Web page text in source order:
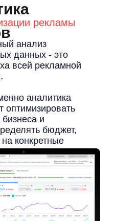
рекламы
анализ
данных - это
всей рекламной
аналитика
оптимизировать
и
бюджет,
конкретные